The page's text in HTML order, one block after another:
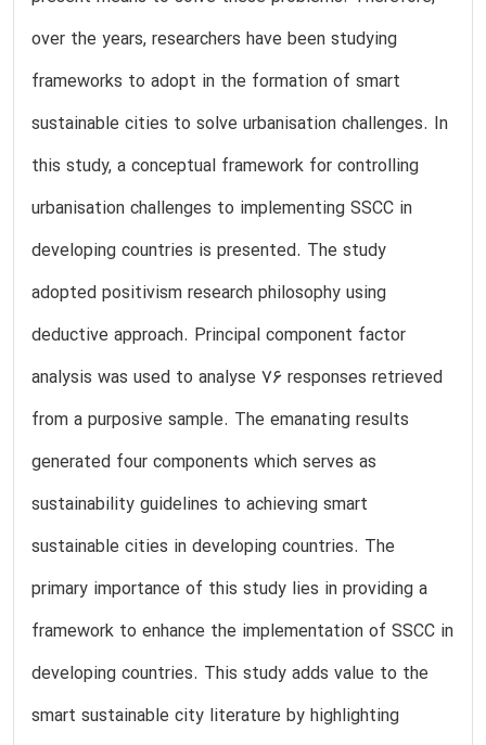
over the years, researchers have been studying
frameworks to adopt in the formation of smart
sustainable cities to solve urbanisation challenges. In
this study, a conceptual framework for controlling
urbanisation challenges to implementing SSCC in
developing countries is presented. The study
adopted positivism research philosophy using
deductive approach. Principal component factor
analysis was used to analyse 76 responses retrieved
from a purposive sample. The emanating results
generated four components which serves as
sustainability guidelines to achieving smart
sustainable cities in developing countries. The
primary importance of this study lies in providing a
framework to enhance the implementation of SSCC in
developing countries. This study adds value to the
smart sustainable city literature by highlighting